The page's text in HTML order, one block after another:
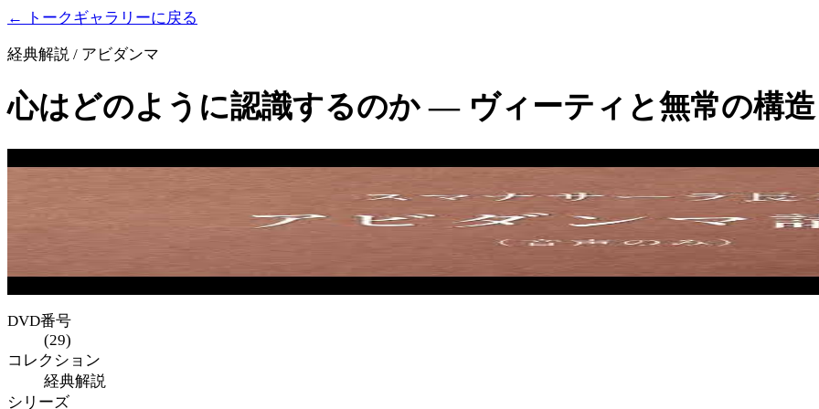
← トークギャラリーに戻る
経典解説 / アビダンマ
心はどのように認識するのか ― ヴィーティと無常の構造
DVD番号
(29)
コレクション
経典解説
シリーズ